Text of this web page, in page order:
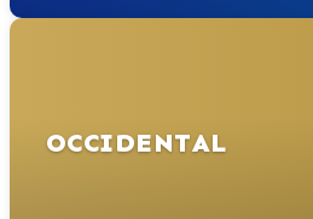
OCCIDENTAL